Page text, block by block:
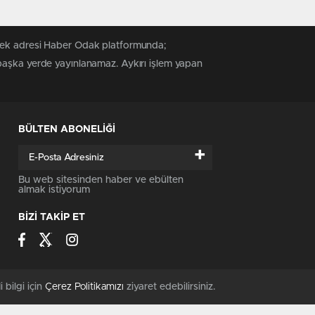
adresi Haber Odak platformunda;
yerde yayınlanamaz. Aykırı işlem yapan
BÜLTEN ABONELİĞİ
+
Bu web sitesinden haber ve ebülten
almak istiyorum
BİZİ TAKİP ET
bilgi için Çerez Politikamızı ziyaret edebilirsiniz.